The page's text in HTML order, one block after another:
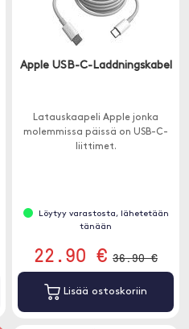
Apple USB-C-Laddningskabel
Latauskaapeli Apple jonka
molemmissa päissä on USB-C-
liittimet.
Löytyy varastosta, lähetetään
tänään
22.90 € 36.90 €
Lisää ostoskoriin